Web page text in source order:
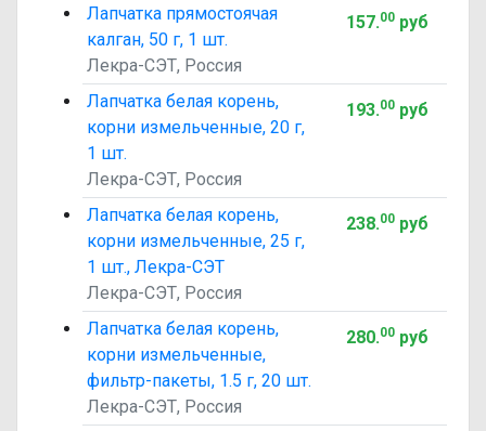
Лапчатка прямостоячая
калган, 50 г, 1 шт.
Лекра-СЭТ, Россия
157.00руб
Лапчатка белая корень,
корни измельченные, 20 г,
1 шт.
Лекра-СЭТ, Россия
193.00руб
Лапчатка белая корень,
корни измельченные, 25 г,
1 шт., Лекра-СЭТ
Лекра-СЭТ, Россия
238.00руб
Лапчатка белая корень,
корни измельченные,
фильтр-пакеты, 1.5 г, 20 шт.
Лекра-СЭТ, Россия
280.00руб